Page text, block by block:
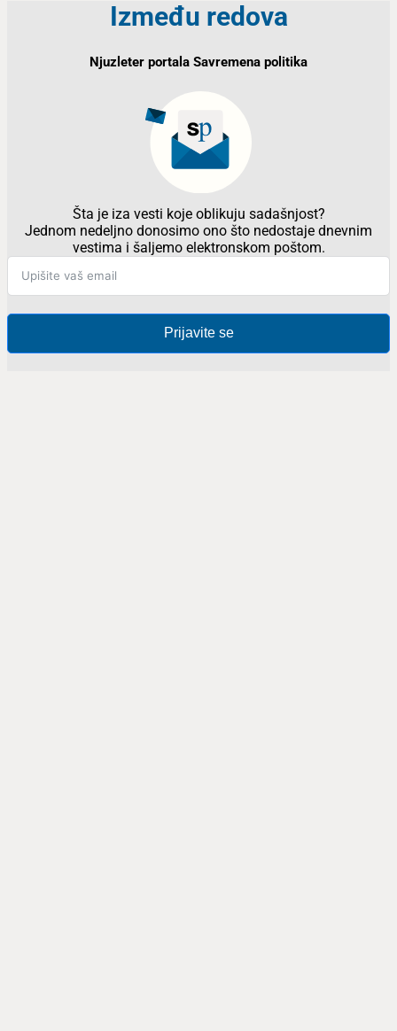
Između redova
Njuzleter portala Savremena politika
Šta je iza vesti koje oblikuju sadašnjost?
Jednom nedeljno donosimo ono što nedostaje dnevnim
vestima i šaljemo elektronskom poštom.
Prijavite se